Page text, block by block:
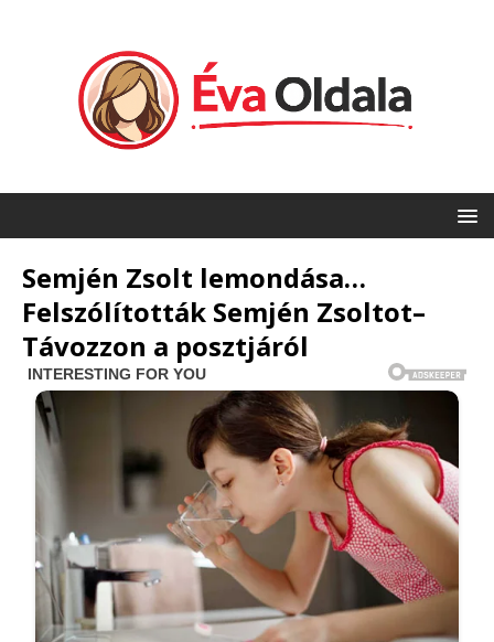
Semjén Zsolt lemondása…
Felszólították Semjén Zsoltot–
Távozzon a posztjáról